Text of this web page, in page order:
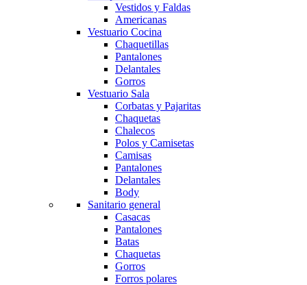
Vestidos y Faldas
Americanas
Vestuario Cocina
Chaquetillas
Pantalones
Delantales
Gorros
Vestuario Sala
Corbatas y Pajaritas
Chaquetas
Chalecos
Polos y Camisetas
Camisas
Pantalones
Delantales
Body
Sanitario general
Casacas
Pantalones
Batas
Chaquetas
Gorros
Forros polares